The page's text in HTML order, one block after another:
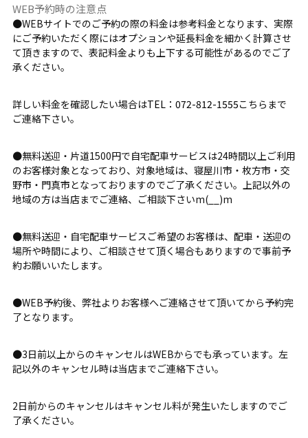
WEB予約時の注意点
●WEBサイトでのご予約の際の料金は参考料金となります、実際
にご予約いただく際にはオプションや延長料金を細かく計算させ
て頂きますので、表記料金よりも上下する可能性があるのでご了
承ください。
詳しい料金を確認したい場合はTEL：072-812-1555こちらまで
ご連絡下さい。
●無料送迎・片道1500円で自宅配車サービスは24時間以上ご利用
のお客様対象となっており、対象地域は、寝屋川市・枚方市・交
野市・門真市となっておりますのでご了承ください。上記以外の
地域の方は当店までご連絡、ご相談下さいm(__)m
●無料送迎・自宅配車サービスご希望のお客様は、配車・送迎の
場所や時間により、ご相談させて頂く場合もありますので事前予
約お願いいたします。
●WEB予約後、弊社よりお客様へご連絡させて頂いてから予約完
了となります。
●3日前以上からのキャンセルはWEBからでも承っています。左
記以外のキャンセル時は当店までご連絡下さい。
2日前からのキャンセルはキャンセル料が発生いたしますのでご
了承ください。